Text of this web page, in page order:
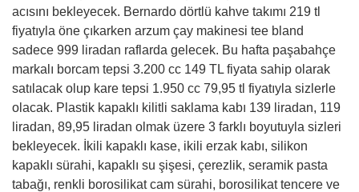
acısını bekleyecek. Bernardo dörtlü kahve takımı 219 tl
fiyatıyla öne çıkarken arzum çay makinesi tee bland
sadece 999 liradan raflarda gelecek. Bu hafta paşabahçe
markalı borcam tepsi 3.200 cc 149 TL fiyata sahip olarak
satılacak olup kare tepsi 1.950 cc 79,95 tl fiyatıyla sizlerle
olacak. Plastik kapaklı kilitli saklama kabı 139 liradan, 119
liradan, 89,95 liradan olmak üzere 3 farklı boyutuyla sizleri
bekleyecek. İkili kapaklı kase, ikili erzak kabı, silikon
kapaklı sürahi, kapaklı su şişesi, çerezlik, seramik pasta
tabağı, renkli borosilikat cam sürahi, borosilikat tencere ve